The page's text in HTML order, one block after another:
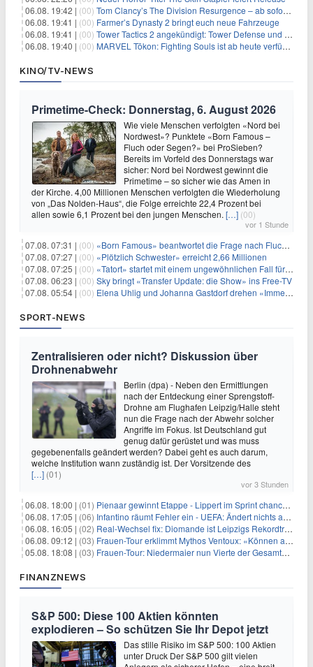
06.08. 19:42 | (00) Tom Clancy’s The Division Resurgence – ab sofort für euch verfügbar
06.08. 19:41 | (00) Farmer’s Dynasty 2 bringt euch neue Fahrzeuge
06.08. 19:41 | (00) Tower Tactics 2 angekündigt: Tower Defense und Deckbuilding Kombo kehrt zurück
06.08. 19:40 | (00) MARVEL Tōkon: Fighting Souls ist ab heute verfügbar
KINO/TV-NEWS
Primetime-Check: Donnerstag, 6. August 2026
Wie viele Menschen verfolgten «Nord bei
Nordwest»? Punktete «Born Famous –
Fluch oder Segen?» bei ProSieben?
Bereits im Vorfeld des Donnerstags war
sicher: Nord bei Nordwest gewinnt die
Primetime – so sicher wie das Amen in
der Kirche. 4,00 Millionen Menschen verfolgten die Wiederholung
von „Das Nolden-Haus“, die Folge erreichte 22,4 Prozent bei
allen sowie 6,1 Prozent bei den jungen Menschen. […] (00)
vor 1 Stunde
07.08. 07:31 | (00) «Born Famous» beantwortet die Frage nach Fluch oder Segen
07.08. 07:27 | (00) «Plötzlich Schwester» erreicht 2,66 Millionen
07.08. 07:25 | (00) «Tatort» startet mit einem ungewöhnlichen Fall für Charlotte Lindholm
07.08. 06:23 | (00) Sky bringt «Transfer Update: die Show» ins Free-TV
07.08. 05:54 | (00) Elena Uhlig und Johanna Gastdorf drehen «Immer fehlt was»
SPORT-NEWS
Zentralisieren oder nicht? Diskussion über
Drohnenabwehr
Berlin (dpa) - Neben den Ermittlungen
nach der Entdeckung einer Sprengstoff-
Drohne am Flughafen Leipzig/Halle steht
nun die Frage nach der Abwehr solcher
Angriffe im Fokus. Ist Deutschland gut
genug dafür gerüstet und was muss
gegebenenfalls geändert werden? Dabei geht es auch darum,
welche Institution wann zuständig ist. Der Vorsitzende des
[…] (01)
vor 3 Stunden
06.08. 18:00 | (01) Pienaar gewinnt Etappe - Lippert im Sprint chancenlos
06.08. 17:05 | (06) Infantino räumt Fehler ein - UEFA: Ändert nichts an Boykott
06.08. 16:05 | (02) Real-Wechsel fix: Diomande ist Leipzigs Rekordtransfer
06.08. 09:12 | (03) Frauen-Tour erklimmt Mythos Ventoux: «Können alles schaffen»
05.08. 18:08 | (03) Frauen-Tour: Niedermaier nun Vierte der Gesamtwertung
FINANZNEWS
S&P 500: Diese 100 Aktien könnten
explodieren – So schützen Sie Ihr Depot jetzt
Das stille Risiko im S&P 500: 100 Aktien
unter Druck Der S&P 500 gilt vielen